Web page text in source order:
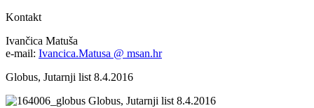
Kontakt
Ivančica Matuša
e-mail: Ivancica.Matusa @ msan.hr
Globus, Jutarnji list 8.4.2016
Globus, Jutarnji list 8.4.2016